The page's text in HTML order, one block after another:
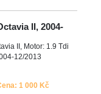
II, 2004-
II, Motor: 1.9 Tdi
12/2013
1 000 Kč